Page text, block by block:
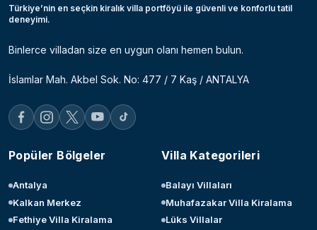
Türkiye’nin en seçkin kiralık villa portföyü ile güvenli ve konforlu tatil
deneyimi.
Binlerce villadan size en uygun olanı hemen bulun.
İslamlar Mah. Akbel Sok. No: 477 / 7 Kaş / ANTALYA
Popüler Bölgeler
Antalya
Kalkan Merkez
Fethiye Villa Kiralama
Villa Kategorileri
Balayı Villaları
Muhafazakar Villa Kiralama
Lüks Villalar